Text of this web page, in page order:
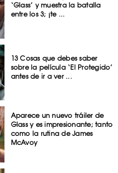
‘Glass’ y muestra la batalla
entre los 3; ¡te ...
13 Cosas que debes saber
sobre la película ‘El Protegido’
antes de ir a ver ...
Aparece un nuevo tráiler de
Glass y es impresionante; tanto
como la rutina de James
McAvoy